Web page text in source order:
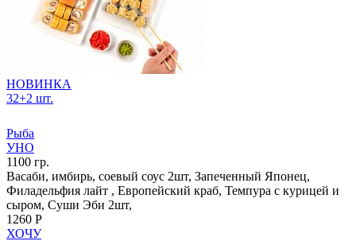
НОВИНКА
32+2 шт.
Рыба
УНО
1100 гр.
Васаби, имбирь, соевый соус 2шт, Запеченный Японец,
Филадельфия лайт , Европейский краб, Темпура с курицей и
сыром, Суши Эби 2шт,
1260 Р
ХОЧУ